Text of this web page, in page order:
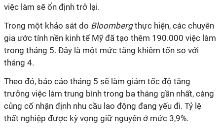
việc làm sẽ ổn định trở lại.
Trong một khảo sát do Bloombergthực hiện, các chuyên
gia ước tính nền kinh tế Mỹ đã tạo thêm 190.000 việc làm
trong tháng 5. Đây là một mức tăng khiêm tốn so với
tháng 4.
Theo đó, báo cáo tháng 5 sẽ làm giảm tốc độ tăng
trưởng việc làm trung bình trong ba tháng gần nhất, càng
củng cố nhận định nhu cầu lao động đang yếu đi. Tỷ lệ
thất nghiệp được kỳ vọng giữ nguyên ở mức 3,9%.